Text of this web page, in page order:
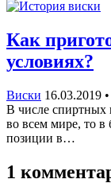
Как
условиях?
Виски 16.03.2019 •
В числе спиртных
во всем мире, то в
позиции в…
1